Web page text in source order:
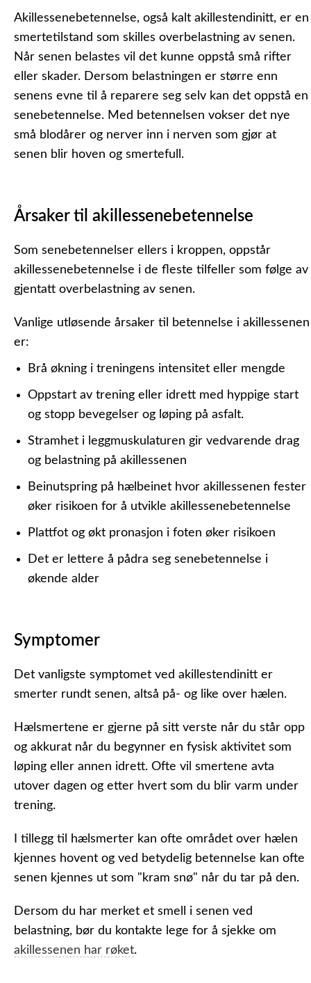
Akillessenebetennelse, også kalt akillestendinitt, er en
smertetilstand som skilles overbelastning av senen.
Når senen belastes vil det kunne oppstå små rifter
eller skader. Dersom belastningen er større enn
senens evne til å reparere seg selv kan det oppstå en
senebetennelse. Med betennelsen vokser det nye
små blodårer og nerver inn i nerven som gjør at
senen blir hoven og smertefull.
Årsaker til akillessenebetennelse
Som senebetennelser ellers i kroppen, oppstår
akillessenebetennelse i de fleste tilfeller som følge av
gjentatt overbelastning av senen.
Vanlige utløsende årsaker til betennelse i akillessenen
er:
Brå økning i treningens intensitet eller mengde
Oppstart av trening eller idrett med hyppige start
og stopp bevegelser og løping på asfalt.
Stramhet i leggmuskulaturen gir vedvarende drag
og belastning på akillessenen
Beinutspring på hælbeinet hvor akillessenen fester
øker risikoen for å utvikle akillessenebetennelse
Plattfot og økt pronasjon i foten øker risikoen
Det er lettere å pådra seg senebetennelse i
økende alder
Symptomer
Det vanligste symptomet ved akillestendinitt er
smerter rundt senen, altså på- og like over hælen.
Hælsmertene er gjerne på sitt verste når du står opp
og akkurat når du begynner en fysisk aktivitet som
løping eller annen idrett. Ofte vil smertene avta
utover dagen og etter hvert som du blir varm under
trening.
I tillegg til hælsmerter kan ofte området over hælen
kjennes hovent og ved betydelig betennelse kan ofte
senen kjennes ut som "kram snø" når du tar på den.
Dersom du har merket et smell i senen ved
belastning, bør du kontakte lege for å sjekke om
akillessenen har røket.